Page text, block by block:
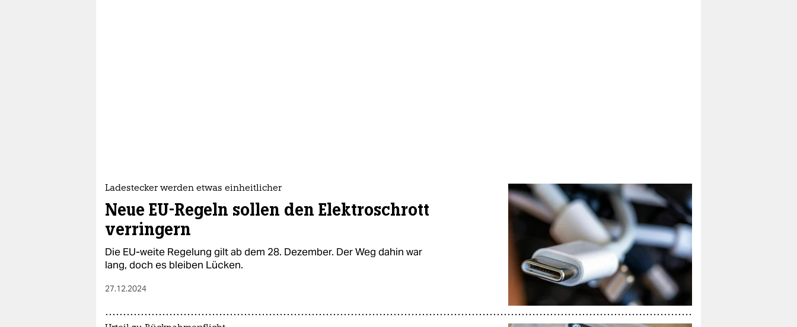
Ladestecker werden etwas einheitlicher
Neue EU-Regeln sollen den Elektroschrott
verringern
Die EU-weite Regelung gilt ab dem 28. Dezember. Der Weg dahin war
lang, doch es bleiben Lücken.
27.12.2024